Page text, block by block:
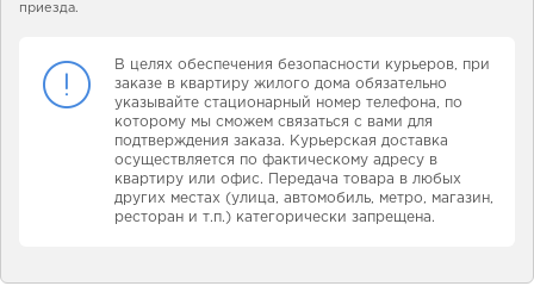
приезда.
В целях обеспечения безопасности курьеров, при
заказе в квартиру жилого дома обязательно
указывайте стационарный номер телефона, по
которому мы сможем связаться с вами для
подтверждения заказа. Курьерская доставка
осуществляется по фактическому адресу в
квартиру или офис. Передача товара в любых
других местах (улица, автомобиль, метро, магазин,
ресторан и т.п.) категорически запрещена.